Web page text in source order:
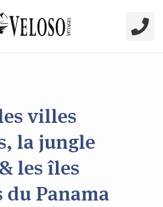
villes
la jungle
les îles
Panama